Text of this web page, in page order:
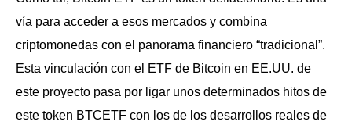
vía para acceder a esos mercados y combina
criptomonedas con el panorama financiero “tradicional”.
Esta vinculación con el ETF de Bitcoin en EE.UU. de
este proyecto pasa por ligar unos determinados hitos de
este token BTCETF con los de los desarrollos reales de